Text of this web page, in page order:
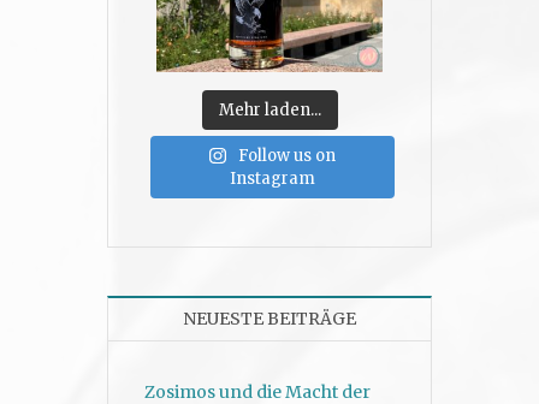
Mehr laden...
Follow us on
Instagram
NEUESTE BEITRÄGE
Zosimos und die Macht der